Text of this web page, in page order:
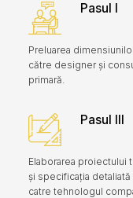
Pasul I
Preluarea
către designer și
primară.
Pasul III
Elaborarea proiectului
și specificația detaliată
catre tehnologul